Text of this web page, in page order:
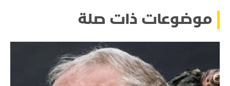
موضوعات ذات صلة